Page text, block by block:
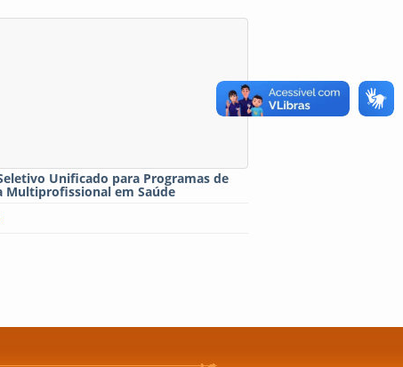
Unificado para Programas de
Multiprofissional em Saúde